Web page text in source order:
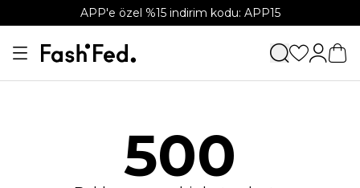
APP'e özel %15 indirim kodu: APP15
500